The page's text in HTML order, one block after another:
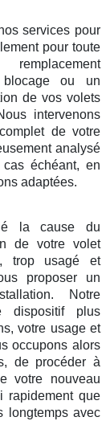
services pour
pour toute
blocage ou un
de vos volets
intervenons
de votre
analysé
échéant, en
adaptées.
la cause du
de votre volet
trop usagé et
proposer un
Notre
dispositif plus
votre usage et
occupons alors
de procéder à
votre nouveau
rapidement que
longtemps avec